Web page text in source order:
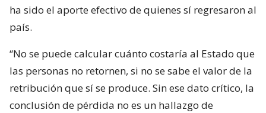
ha sido el aporte efectivo de quienes sí regresaron al
país.
“No se puede calcular cuánto costaría al Estado que
las personas no retornen, si no se sabe el valor de la
retribución que sí se produce. Sin ese dato crítico, la
conclusión de pérdida no es un hallazgo de